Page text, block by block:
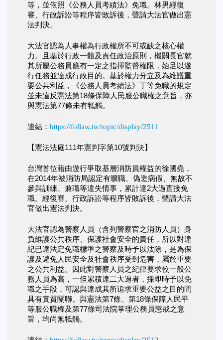
等，並依照《公務人員考績法》免職。林男經復
審、行政訴訟等程序皆敗訴後，聲請大法官做出憲
法判決。
大法官認為人事權為行政權所不可或缺之核心權
力。且基於行政一體及責任政治原則，機關長官就
其所屬公務員應有一定之指揮監督權限，始足以遂
行任務並達成行政目的。基於權力分立及為維護重
要公共利益，《公務人員考績法》丁等免職的規定
並未違反憲法第18條保障人民服公職權之意旨，亦
與憲法第77條未有牴觸。
連結： https://follaw.tw/topic/display/2511
【憲法法庭111年憲判字第10號判決】
台灣首位藉由遊行爭取基層消防員權益的徐國堯，
在2014年被消防局認定有曠職、偽造病假、無故不
參與訓練、兼職等違失情事，累計達2大過直接免
職。經復審、行政訴訟等程序皆敗訴後，聲請大法
官做出憲法判決。
大法官認為警察人員（含列警察官之消防人員）身
負維護公共秩序、保護社會安全的責任，所以對違
紀已達法定免職標準之警察及時予以汰除，是為保
護及避免人民安全及社會秩序受到危害，屬於重要
之公共利益。因此對警察人員之紀律要求較一般公
務人員為高，一但累積達二大過者，採即時予以免
職之手段，可認與達成其所追求重要公益之目的間
具有實質關聯。與憲法第7條、第18條保障人民平
等服公職權及第77條司法院掌理公務員懲戒之意
旨，均尚無牴觸。